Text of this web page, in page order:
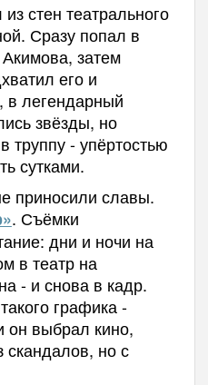
стен театрального
Сразу попал в
затем
его и
в легендарный
звёзды, но
труппу - упёртостью
сутками.
приносили славы.
. Съёмки
дни и ночи на
в театр на
- и снова в кадр.
графика -
он выбрал кино,
скандалов, но с